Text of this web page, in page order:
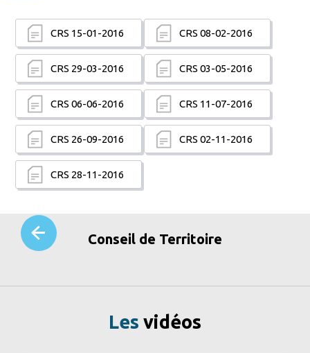
CRS 15-01-2016 CRS 08-02-2016
CRS 29-03-2016 CRS 03-05-2016
CRS 06-06-2016 CRS 11-07-2016
CRS 26-09-2016 CRS 02-11-2016
CRS 28-11-2016
Conseil de Territoire
Les vidéos